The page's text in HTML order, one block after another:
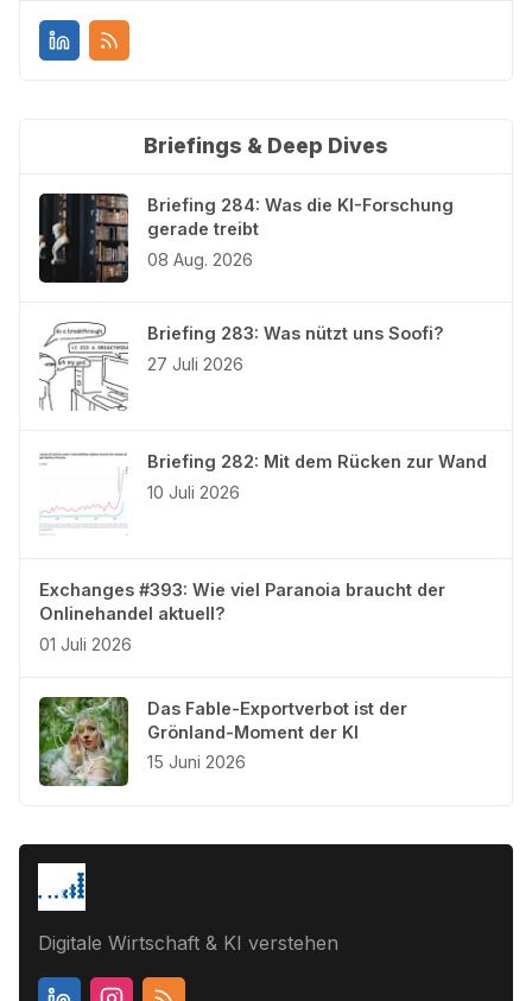
Briefings & Deep Dives
Briefing 284: Was die KI-Forschung
gerade treibt
08 Aug. 2026
Briefing 283: Was nützt uns Soofi?
27 Juli 2026
Briefing 282: Mit dem Rücken zur Wand
10 Juli 2026
Exchanges #393: Wie viel Paranoia braucht der
Onlinehandel aktuell?
01 Juli 2026
Das Fable-Exportverbot ist der
Grönland-Moment der KI
15 Juni 2026
Digitale Wirtschaft & KI verstehen